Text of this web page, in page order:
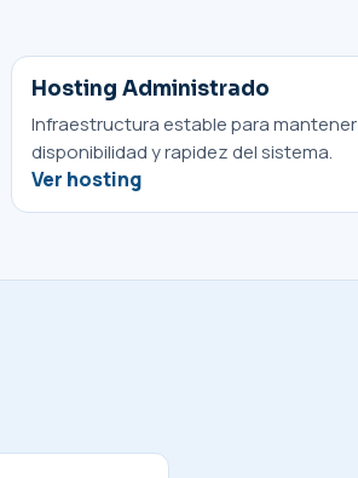
Hosting Administrado
Infraestructura estable para mantener
disponibilidad y rapidez del sistema.
Ver hosting